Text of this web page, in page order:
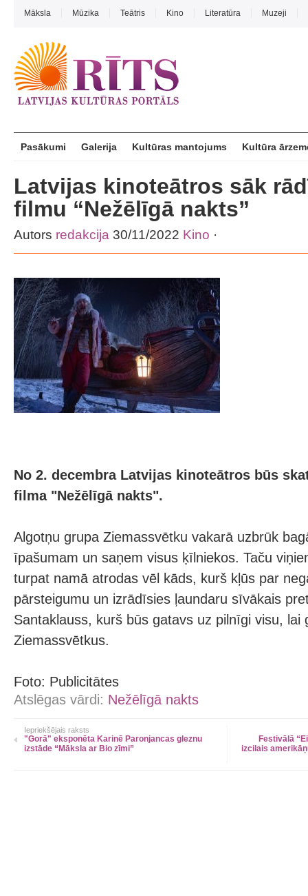
Māksla Mūzika Teātris Kino Literatūra Muzeji
Pasākumi Galerija Kultūras mantojums Kultūra
Latvijas kinoteātros sāk
filmu “Nežēlīgā nakts”
Autors redakcija 30/11/2022 Kino ·
No 2. decembra Latvijas kinoteātros būs
filma "Nežēlīgā nakts".
Algotņu grupa Ziemassvētku vakarā uzbrūk
īpašumam un saņem visus ķīlniekos. Taču
turpat namā atrodas vēl kāds, kurš kļūs par
pārsteigumu un izrādīsies ļaundaru sīvākais
Santaklauss, kurš būs gatavs uz pilnīgi visu, lai
Ziemassvētkus.
Foto: Publicitātes
Atslēgas vārdi: Nežēlīgā nakts
Iepriekšējais raksts
"Gorā" eksponēta Karinē Paronjancas gleznu
izstāde “Māksla ar Bio zīmi”
Festivālā
izcilais